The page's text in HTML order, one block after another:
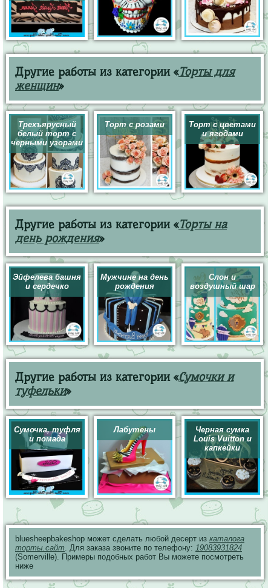
Другие работы из категории «Торты для
женщин»
Трехъярусный
белый торт с
черными узорами
Торт с розами
Торт с цветами
и ягодами
Другие работы из категории «Торты на
день рождения»
Эйфелева башня
и сердечко
Мужчине на день
рождения
Слон и
воздушный шар
Другие работы из категории «Сумочки и
туфельки»
Сумочка, туфля
и помада
Лабутены
Черная сумка
Louis Vuitton и
капкейки
bluesheepbakeshop может сделать любой десерт из каталога
торты.сайт. Для заказа звоните по телефону: 19083931824
(Somerville). Примеры подобных работ Вы можете посмотреть
ниже